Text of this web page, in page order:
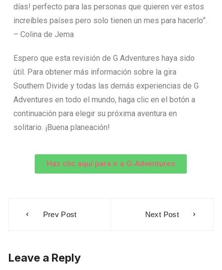
días! perfecto para las personas que quieren ver estos
increíbles países pero solo tienen un mes para hacerlo”.
– Colina de Jema
Espero que esta revisión de G Adventures haya sido
útil. Para obtener más información sobre la gira
Southern Divide y todas las demás experiencias de G
Adventures en todo el mundo, haga clic en el botón a
continuación para elegir su próxima aventura en
solitario. ¡Buena planeación!
Haz clic aquí para ir a G-Adventures
Prev Post Next Post
Leave a Reply